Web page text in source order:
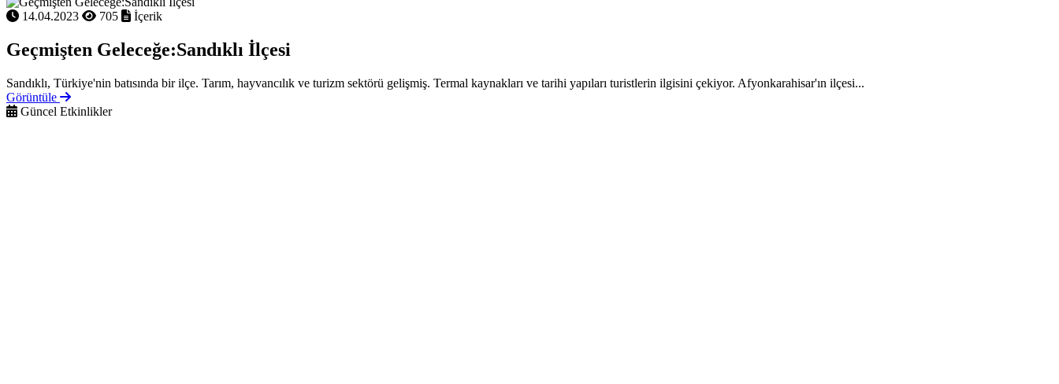
14.04.2023 705 İçerik
Geçmişten Geleceğe:Sandıklı İlçesi
Sandıklı, Türkiye'nin batısında bir ilçe. Tarım, hayvancılık ve turizm sektörü gelişmiş. Termal kaynakları ve tarihi yapıları turistlerin ilgisini çekiyor. Afyonkarahisar'ın ilçesi...
Görüntüle
Güncel Etkinlikler